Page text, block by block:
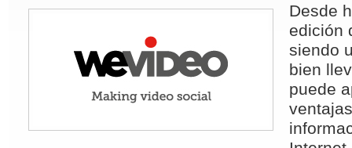
Desde
edición
siendo
bien
puede